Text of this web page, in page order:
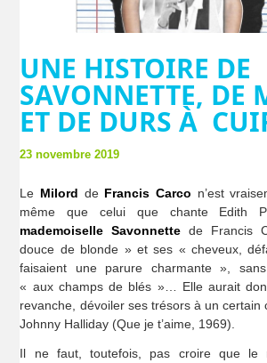
UNE HISTOIRE DE
SAVONNETTE, DE
ET DE DURS À
23 novembre 2019
Le Milord de Francis Carco n’est
même que celui que chante Edith
mademoiselle Savonnette de Francis
douce de blonde » et ses « cheveux,
faisaient une parure charmante »,
« aux champs de blés »… Elle aurait
revanche, dévoiler ses trésors à un certain
Johnny Halliday (Que je t’aime, 1969).
Il ne faut, toutefois, pas croire que le